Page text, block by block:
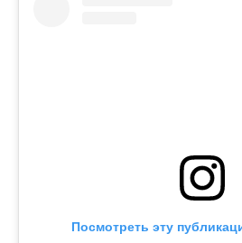
Посмотреть эту